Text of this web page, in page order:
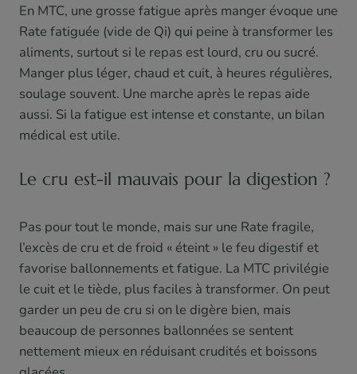
En MTC, une grosse fatigue après manger évoque une
Rate fatiguée (vide de Qi) qui peine à transformer les
aliments, surtout si le repas est lourd, cru ou sucré.
Manger plus léger, chaud et cuit, à heures régulières,
soulage souvent. Une marche après le repas aide
aussi. Si la fatigue est intense et constante, un bilan
médical est utile.
Le cru est-il mauvais pour la digestion ?
Pas pour tout le monde, mais sur une Rate fragile,
l’excès de cru et de froid « éteint » le feu digestif et
favorise ballonnements et fatigue. La MTC privilégie
le cuit et le tiède, plus faciles à transformer. On peut
garder un peu de cru si on le digère bien, mais
beaucoup de personnes ballonnées se sentent
nettement mieux en réduisant crudités et boissons